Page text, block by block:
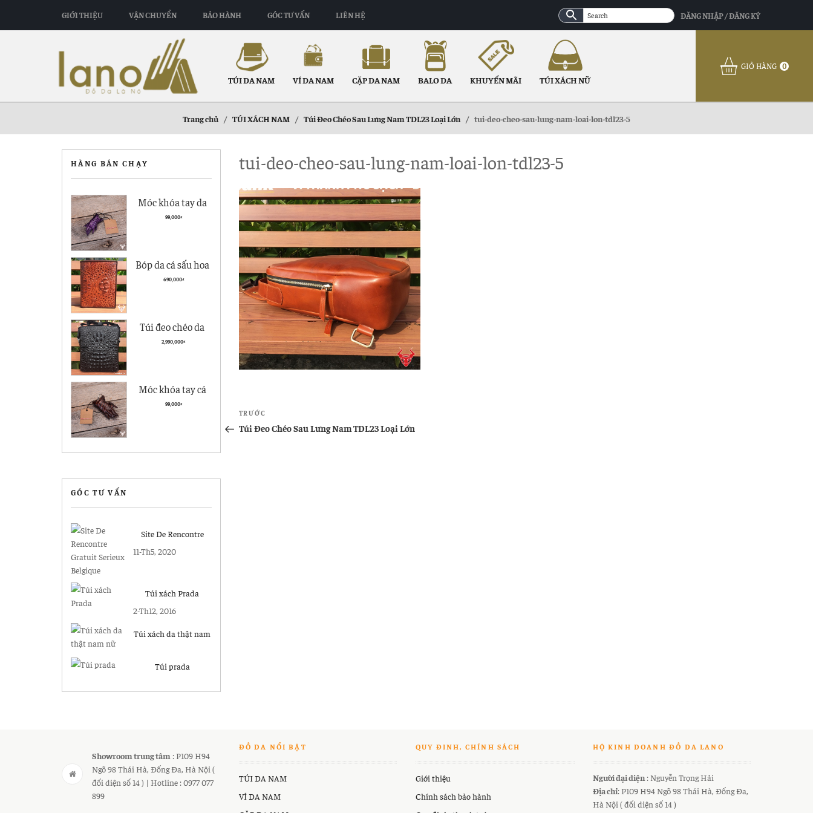
GIỚI THIỆU VẬN CHUYỂN BẢO HÀNH GÓC TƯ VẤN LIÊN HỆ ĐĂNG NHẬP / ĐĂNG KÝ
TÚI DA NAM VÍ DA NAM CẶP DA NAM BALO DA KHUYẾN MÃI TÚI XÁCH NỮ
GIỎ HÀNG 0
Trang chủ / TÚI XÁCH NAM / Túi Đeo Chéo Sau Lưng Nam TDL23 Loại Lớn / tui-deo-cheo-sau-lung-nam-loai-lon-tdl23-5
tui-deo-cheo-sau-lung-nam-loai-lon-tdl23-5
Điều
hướng
Bài
cũ
TRƯỚC
Túi Đeo Chéo Sau Lưng Nam TDL23 Loại Lớn
HÀNG BÁN CHẠY
Móc khóa tay da
cá sấu giá rẻ MK01
99,000₫
Bóp da cá sấu hoa
cà giá rẻ BCS05
690,000₫
Túi đeo chéo da
nam Vân Cá Sấu
2,990,000₫
Móc khóa tay cá
sấu Hà Nội giá rẻ
99,000₫
GÓC TƯ VẤN
Site De Rencontre
Gratuit Serieux
11-Th5, 2020
Túi xách Prada
2-Th12, 2016
Túi xách da thật nam
Túi prada
Showroom trung tâm : P109 H94
Ngõ 98 Thái Hà, Đống Đa, Hà Nội (
đối diện số 14 ) | Hotline : 0977 077
899
ĐỒ DA NỔI BẬT
TÚI DA NAM
VÍ DA NAM
QUY ĐINH, CHÍNH SÁCH
Giới thiệu
Chính sách bảo hành
HỘ KINH DOANH ĐỒ DA LANO
Người đại diện: Nguyễn Trọng Hải
Địa chỉ: P109 H94 Ngõ 98 Thái Hà, Đống Đa,
Hà Nội ( đối diện số 14 )